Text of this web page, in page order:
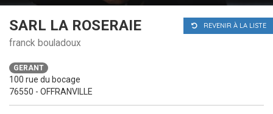
REVENIR À LA LISTE
SARL LA ROSERAIE
franck bouladoux
GERANT
100 rue du bocage
76550 - OFFRANVILLE